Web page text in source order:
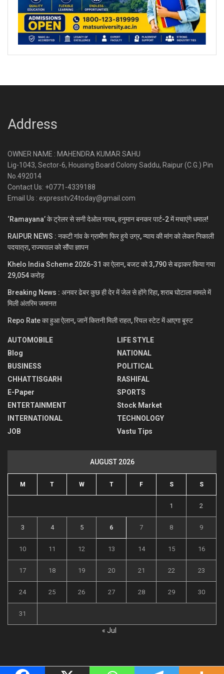
Address
OWNER NAME : MAHENDRA KUMAR SAHU
Lig-1043, Sector-6, Housing Board Colony Saddu, Raipur (C.G.) Pin
No.492014
Contact Us: +0771-4339188
Email Us : expresstv24today@gmail.com
‘Ramayana’ के ट्रेलर से सनी देओल गायब, हनुमान बनकर पार्ट-2 में मचाएंगे धमाल!
RAIPUR NEWS : नकटी गांव के ग्रामीण फिर हुये उग्र, न्याय की मांग को लेकर निकाली
पदयात्रा, राज्यपाल को सौंपा ज्ञापन
Khelo India Scheme 2026-31 का ऐलान, बजट को 3,790 से बढ़ाकर किया गया
29,054 करोड़
Breaking News : अनवर ढेबर कुछ ही देर में जेल से होंगे रिहा, शराब घोटाला मामले में
मिली अंतरिम जमानत
Repo Rate का हुआ ऐलान, जानें कितनी मिली राहत, रियल स्टेट में आएगा बूस्ट
AUTOMOBILE
Blog
BUSINESS
CHHATTISGARH
E-Paper
ENTERTAINMENT
INTERNATIONAL
JOB
LIFE STYLE
NATIONAL
POLITICAL
RASHIFAL
SPORTS
Stock Market
TECHNOLOGY
Vastu Tips
AUGUST 2026
M T W T F S S
1 2
3 4 5 6 7 8 9
10 11 12 13 14 15 16
17 18 19 20 21 22 23
24 25 26 27 28 29 30
31
« Jul